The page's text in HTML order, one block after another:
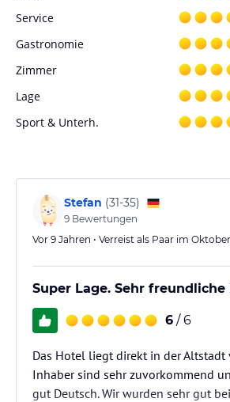
Service
Gastronomie
Zimmer
Lage
Sport & Unterh.
Stefan (31-35)
9 Bewertungen
Vor 9 Jahren • Verreist als Paar im
Super Lage. Sehr
6 / 6
Das Hotel liegt direkt in der Altstadt
Inhaber sind sehr zuvorkommend
gut Deutsch. Wir wurden sehr gut